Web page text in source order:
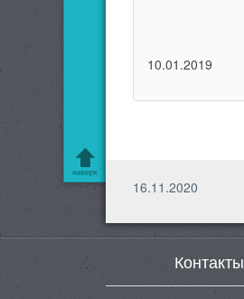
10.01.2019
16.11.2020
Контакты